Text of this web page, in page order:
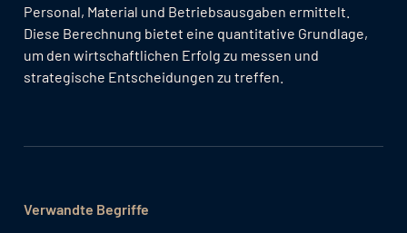
Personal, Material und Betriebsausgaben ermittelt.
Diese Berechnung bietet eine quantitative Grundlage,
um den wirtschaftlichen Erfolg zu messen und
strategische Entscheidungen zu treffen.
Verwandte Begriffe